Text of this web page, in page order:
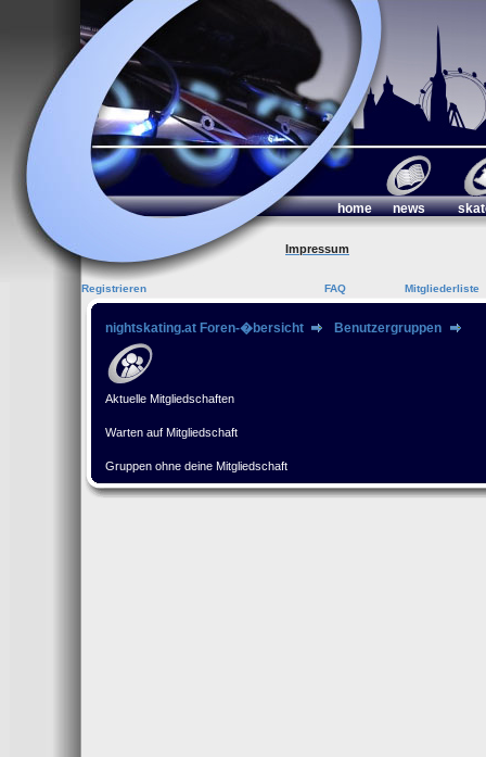
home news
Impressum
Registrieren FAQ Mitgliederliste
nightskating.at Foren-�bersicht Benutzergruppen
Aktuelle Mitgliedschaften
Warten auf Mitgliedschaft
Gruppen ohne deine Mitgliedschaft